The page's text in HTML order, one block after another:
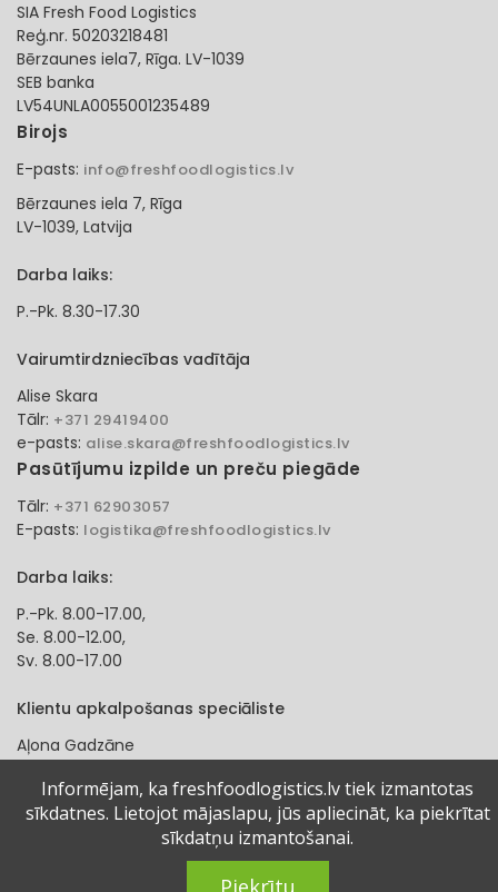
SIA Fresh Food Logistics
Reģ.nr. 50203218481
Bērzaunes iela7, Rīga. LV-1039
SEB banka
LV54UNLA0055001235489
Birojs
E-pasts: info@freshfoodlogistics.lv
Bērzaunes iela 7, Rīga
LV-1039, Latvija
Darba laiks:
P.-Pk. 8.30-17.30
Vairumtirdzniecības vadītāja
Alise Skara
Tālr: +371 29419400
e-pasts: alise.skara@freshfoodlogistics.lv
Pasūtījumu izpilde un preču piegāde
Tālr: +371 62903057
E-pasts: logistika@freshfoodlogistics.lv
Darba laiks:
P.-Pk. 8.00-17.00,
Se. 8.00-12.00,
Sv. 8.00-17.00
Klientu apkalpošanas speciāliste
Aļona Gadzāne
e-pasts:alona.gadzane@freshfoodlogistics.lv
© 2024 Fresh Food Logistics SIA. Visas tiesības aizsargātas.
Informējam, ka freshfoodlogistics.lv tiek izmantotas
sīkdatnes. Lietojot mājaslapu, jūs apliecināt, ka piekrītat
sīkdatņu izmantošanai.
Piekrītu